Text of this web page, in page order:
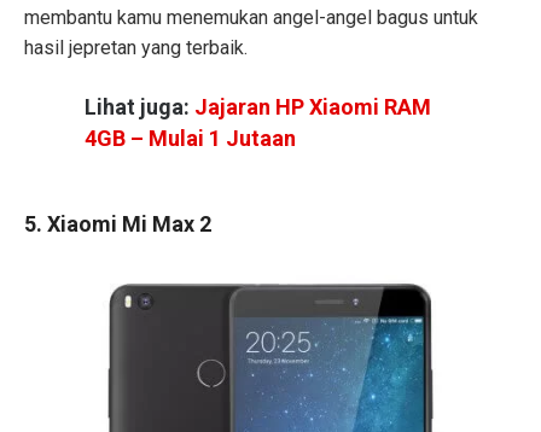
membantu kamu menemukan angel-angel bagus untuk
hasil jepretan yang terbaik.
Lihat juga: Jajaran HP Xiaomi RAM
4GB – Mulai 1 Jutaan
5. Xiaomi Mi Max 2